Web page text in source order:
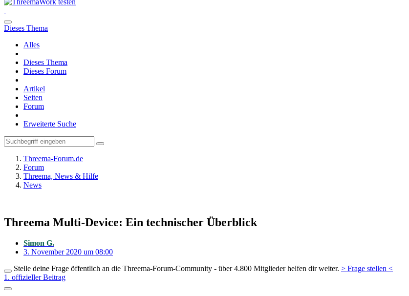
Dieses Thema
Alles
Dieses Thema
Dieses Forum
Artikel
Seiten
Forum
Erweiterte Suche
Threema-Forum.de
Forum
Threema, News & Hilfe
News
Threema Multi-Device: Ein technischer Überblick
Simon G.
3. November 2020 um 08:00
Stelle deine Frage öffentlich an die Threema-Forum-Community - über 4.800 Mitglieder helfen dir weiter. > Frage stellen <
1. offizieller Beitrag